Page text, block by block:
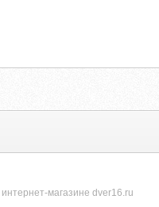
интернет-магазине dver16.ru